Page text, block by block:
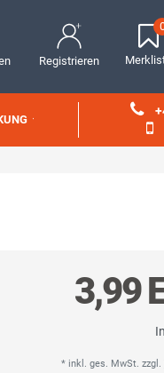
Registrieren
3,99
* inkl. ges. MwSt. zzgl.